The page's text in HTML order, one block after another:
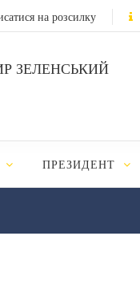
на розсилку
ЗЕЛЕНСЬКИЙ
ПРЕЗИДЕНТ